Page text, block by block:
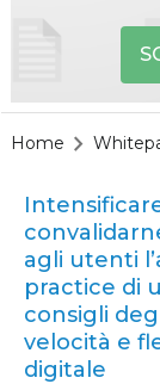
Home
agli utenti
practice di
consigli
velocità e
digitale